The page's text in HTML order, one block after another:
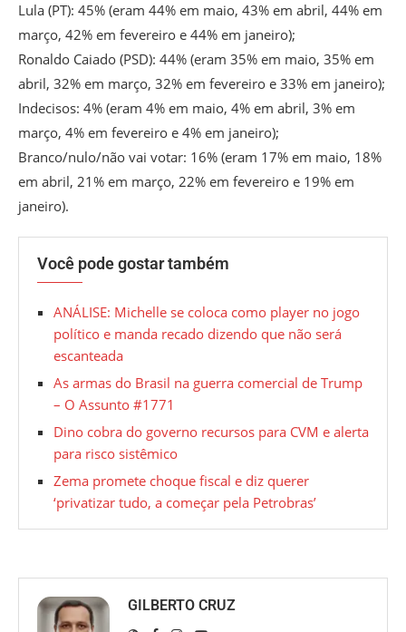
Lula (PT): 45% (eram 44% em maio, 43% em abril, 44% em
março, 42% em fevereiro e 44% em janeiro);
Ronaldo Caiado (PSD): 44% (eram 35% em maio, 35% em
abril, 32% em março, 32% em fevereiro e 33% em janeiro);
Indecisos: 4% (eram 4% em maio, 4% em abril, 3% em
março, 4% em fevereiro e 4% em janeiro);
Branco/nulo/não vai votar: 16% (eram 17% em maio, 18%
em abril, 21% em março, 22% em fevereiro e 19% em
janeiro).
Você pode gostar também
ANÁLISE: Michelle se coloca como player no jogo
político e manda recado dizendo que não será
escanteada
As armas do Brasil na guerra comercial de Trump
– O Assunto #1771
Dino cobra do governo recursos para CVM e alerta
para risco sistêmico
Zema promete choque fiscal e diz querer
‘privatizar tudo, a começar pela Petrobras’
GILBERTO CRUZ